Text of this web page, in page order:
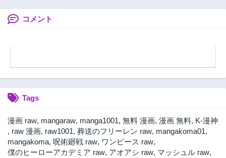
した～
コメント
Tags
漫画 raw, mangaraw, manga1001, 無料 漫画, 漫画 無料, K-漫神
, raw 漫画, raw1001, 葬送のフリーレン raw, mangakoma01,
mangakoma, 呪術廻戦 raw, ワンピース raw,
僕のヒーローアカデミア raw, アオアシ raw, マッシュル raw,